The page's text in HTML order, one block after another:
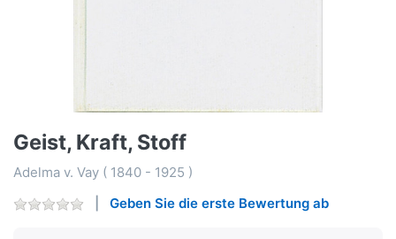
Geist, Kraft, Stoff
Adelma v. Vay ( 1840 - 1925 )
Geben Sie die erste Bewertung ab